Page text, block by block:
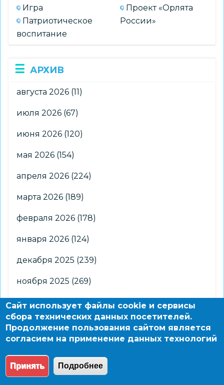
Игра
Патриотическое
воспитание
Проект «Орлята
России»
АРХИВ
августа 2026 (11)
июля 2026 (67)
июня 2026 (120)
мая 2026 (154)
апреля 2026 (224)
марта 2026 (189)
февраля 2026 (178)
января 2026 (124)
декабря 2025 (239)
ноября 2025 (269)
октября 2025(266)
сентября 2025 (176)
августа 2025 (2)
© 2004 - 2026 Новосибирский информационно-
Сайт использует файлы cookie и сервисы
сбора технических данных посетителей.
Продолжение пользования сайтом является
согласием на применение данных технологий
Принять Подробнее